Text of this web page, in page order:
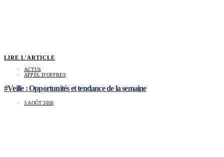
LIRE L'ARTICLE
ACTUS
APPEL D'OFFRES
#Veille : Opportunités et tendance de la semaine
3 AOÛT 2026